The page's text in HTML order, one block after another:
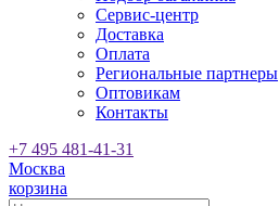
Сервис-центр
Доставка
Оплата
Региональные партнеры
Оптовикам
Контакты
+7 495 481-41-31
Москва
корзина